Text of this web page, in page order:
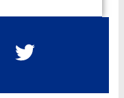
w
i